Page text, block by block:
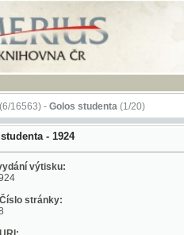
-Golos studenta(1/20)
- 1924
výtisku:
stránky: